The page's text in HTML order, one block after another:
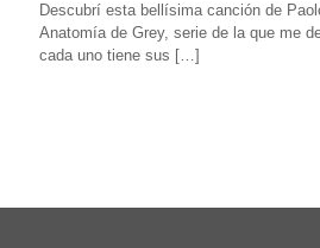
Descubrí esta bellísima canción de
Anatomía de Grey, serie de la que me
cada uno tiene sus […]